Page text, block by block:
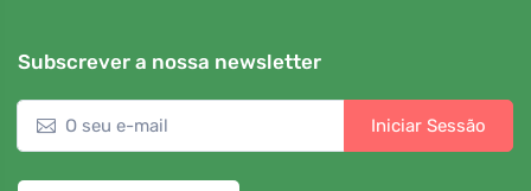
Subscrever a nossa newsletter
Iniciar Sessão